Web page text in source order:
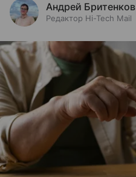
Андрей Бритенков
Редактор Hi-Tech Mail